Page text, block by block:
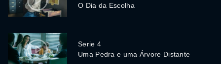
O Dia da Escolha
Serie 4
Uma Pedra e uma Árvore Distante